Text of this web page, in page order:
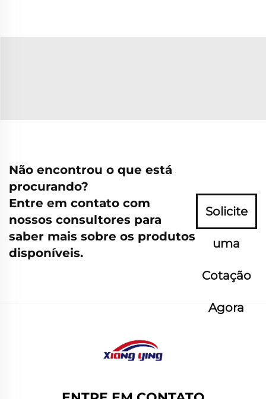
Não encontrou o que está
procurando?
Entre em contato com
nossos consultores para
saber mais sobre os produtos
disponíveis.
Solicite
uma
Cotação
Agora